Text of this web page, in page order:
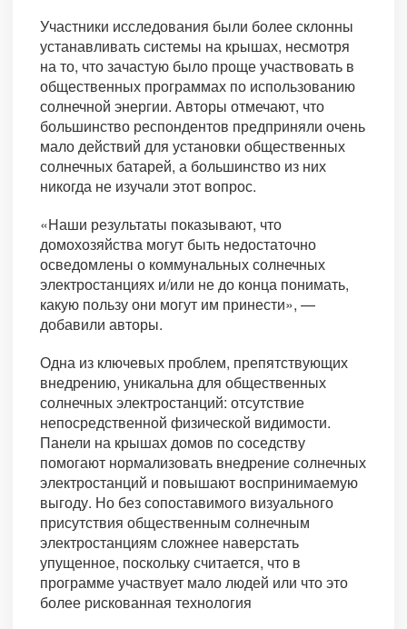
Участники исследования были более склонны
устанавливать системы на крышах, несмотря
на то, что зачастую было проще участвовать в
общественных программах по использованию
солнечной энергии. Авторы отмечают, что
большинство респондентов предприняли очень
мало действий для установки общественных
солнечных батарей, а большинство из них
никогда не изучали этот вопрос.
«Наши результаты показывают, что
домохозяйства могут быть недостаточно
осведомлены о коммунальных солнечных
электростанциях и/или не до конца понимать,
какую пользу они могут им принести», —
добавили авторы.
Одна из ключевых проблем, препятствующих
внедрению, уникальна для общественных
солнечных электростанций: отсутствие
непосредственной физической видимости.
Панели на крышах домов по соседству
помогают нормализовать внедрение солнечных
электростанций и повышают воспринимаемую
выгоду. Но без сопоставимого визуального
присутствия общественным солнечным
электростанциям сложнее наверстать
упущенное, поскольку считается, что в
программе участвует мало людей или что это
более рискованная технология